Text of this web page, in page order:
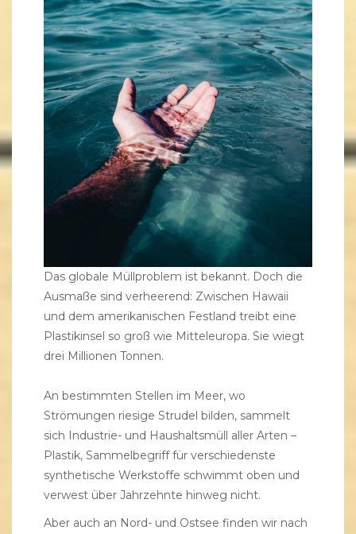
Das globale Müllproblem ist bekannt. Doch die
Ausmaße sind verheerend: Zwischen Hawaii
und dem amerikanischen Festland treibt eine
Plastikinsel so groß wie Mitteleuropa. Sie wiegt
drei Millionen Tonnen.
An bestimmten Stellen im Meer, wo
Strömungen riesige Strudel bilden, sammelt
sich Industrie- und Haushaltsmüll aller Arten –
Plastik, Sammelbegriff für verschiedenste
synthetische Werkstoffe schwimmt oben und
verwest über Jahrzehnte hinweg nicht.
Aber auch an Nord- und Ostsee finden wir nach